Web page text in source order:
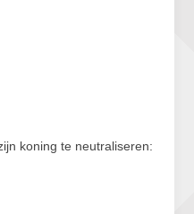
koning te neutraliseren: